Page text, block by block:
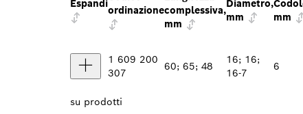
Espandi
ordinazionecomplessiva,
mm
Diametro,
mm
mm
1 609 200
307
60; 65; 48
16; 16;
16-7
6
su prodotti